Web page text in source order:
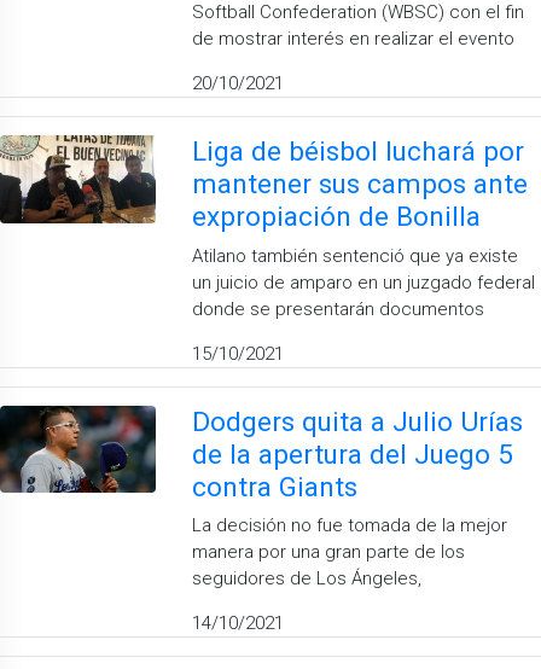
Softball Confederation (WBSC) con el fin
de mostrar interés en realizar el evento
20/10/2021
Liga de béisbol luchará por
mantener sus campos ante
expropiación de Bonilla
Atilano también sentenció que ya existe
un juicio de amparo en un juzgado federal
donde se presentarán documentos
15/10/2021
Dodgers quita a Julio Urías
de la apertura del Juego 5
contra Giants
​La decisión no fue tomada de la mejor
manera por una gran parte de los
seguidores de Los Ángeles,
14/10/2021